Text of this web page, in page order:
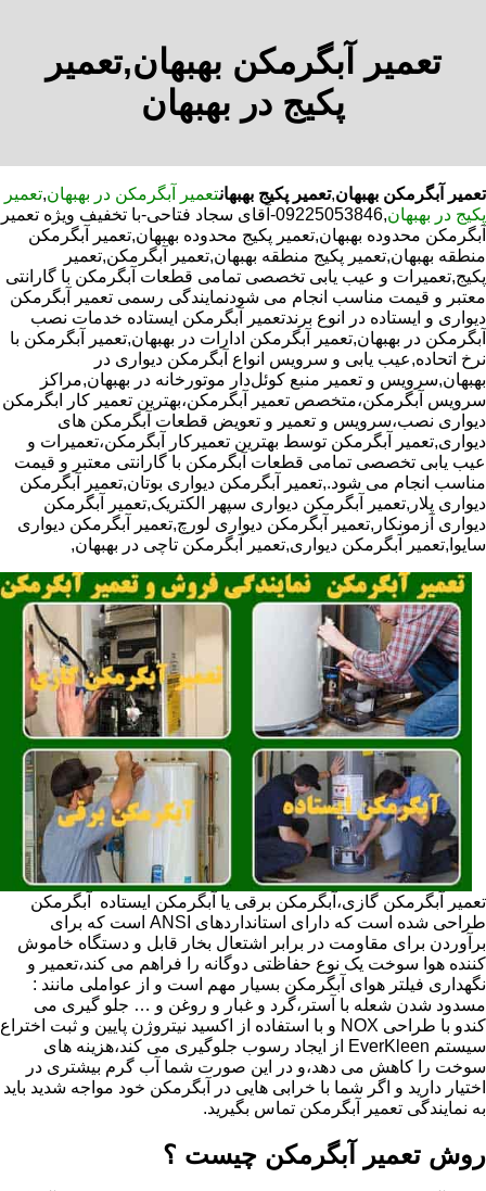
تعمیر آبگرمکن بهبهان,تعمیر
پکیج در بهبهان
تعمیر آبگرمکن بهبهان,تعمیر پکیج بهبهانتعمیر آبگرمکن در بهبهان,تعمیر
پکیج در بهبهان
,09225053846-آقای سجاد فتاحی-با تخفیف ویژه تعمیر
آبگرمکن محدوده بهبهان,تعمیر پکیج محدوده بهبهان,تعمیر آبگرمکن
منطقه بهبهان,تعمیر پکیج منطقه بهبهان,تعمیر آبگرمکن,تعمیر
پکیج,تعمیرات و عیب یابی تخصصی تمامی قطعات آبگرمکن با گارانتی
معتبر و قیمت مناسب انجام می شودنمایندگی رسمی تعمیر آبگرمکن
دیواری و ایستاده در انوع برندتعمیر آبگرمکن ایستاده خدمات نصب
آبگرمکن در بهبهان,تعمیر آبگرمکن ادارات در بهبهان,تعمیر آبگرمکن با
نرخ اتحاده,عیب یابی و سرویس انواع آبگرمکن دیواری در
بهبهان,سرویس و تعمیر منبع کوئل‌دار موتورخانه در بهبهان,مراکز
سرویس آبگرمکن،متخصص تعمیر آبگرمکن،بهترین تعمیر کار ابگرمکن
دیواری نصب،سرویس و تعمیر و تعویض قطعات آبگرمکن های
دیواری,تعمیر آبگرمکن توسط بهترین تعمیرکار آبگرمکن،تعمیرات و
عیب یابی تخصصی تمامی قطعات آبگرمکن با گارانتی معتبر و قیمت
مناسب انجام می شود.,تعمیر آبگرمکن دیواری بوتان,تعمیر آبگرمکن
دیواری پلار,تعمیر آبگرمکن دیواری سپهر الکتریک,تعمیر آبگرمکن
دیواری آزمونکار,تعمیر آبگرمکن دیواری لورچ,تعمیر آبگرمکن دیواری
سایوا,تعمیر آبگرمکن دیواری,تعمیر آبگرمکن تاچی در بهبهان,
تعمیر آبگرمکن گازی،آبگرمکن برقی یا آبگرمکن ایستاده ​ آبگرمکن
طراحی شده است که دارای استانداردهای ANSI است که برای
برآوردن برای مقاومت در برابر اشتعال بخار قابل و دستگاه خاموش
کننده هوا سوخت یک نوع حفاظتی دوگانه را فراهم می کند،تعمیر و
نگهداری فیلتر هوای آبگرمکن بسیار مهم است و از عواملی مانند :
مسدود شدن شعله با آستر،گرد و غبار و روغن و … جلو گیری می
کندو با طراحی NOX و با استفاده از اکسید نیتروژن پایین و ثبت اختراع
سیستم EverKleen از ایجاد رسوب جلوگیری می کند،هزینه های
سوخت را کاهش می دهد،و در این صورت شما آب گرم بیشتری در
اختیار دارید و اگر شما با خرابی هایی در آبگرمکن خود مواجه شدید باید
به نمایندگی تعمیر آبگرمکن تماس بگیرید.
روش تعمیر آبگرمکن چیست ؟